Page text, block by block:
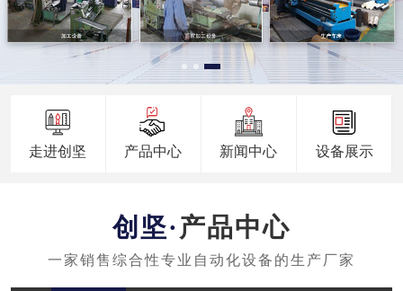
走进创坚 产品中心 新闻中心 设备展示
产品中心